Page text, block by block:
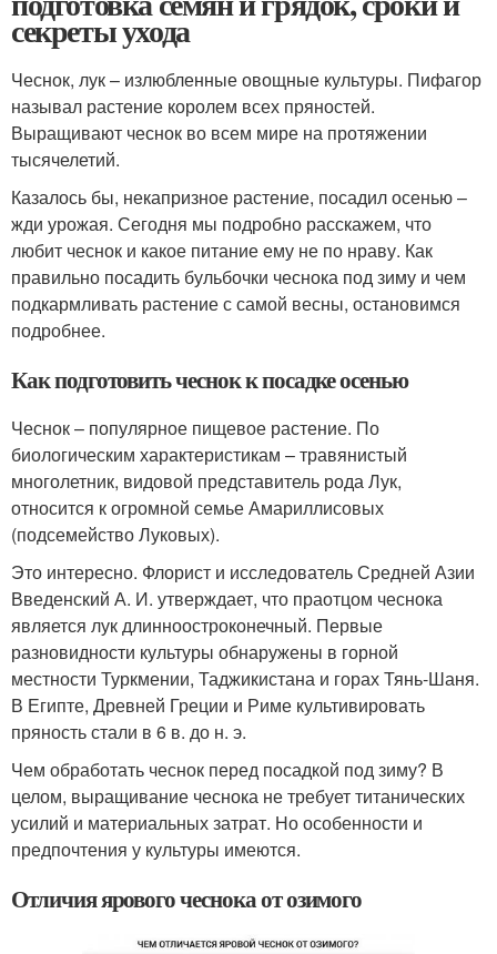
секреты ухода
Чеснок, лук – излюбленные овощные культуры. Пифагор
называл растение королем всех пряностей.
Выращивают чеснок во всем мире на протяжении
тысячелетий.
Казалось бы, некапризное растение, посадил осенью –
жди урожая. Сегодня мы подробно расскажем, что
любит чеснок и какое питание ему не по нраву. Как
правильно посадить бульбочки чеснока под зиму и чем
подкармливать растение с самой весны, остановимся
подробнее.
Как подготовить чеснок к посадке осенью
Чеснок – популярное пищевое растение. По
биологическим характеристикам – травянистый
многолетник, видовой представитель рода Лук,
относится к огромной семье Амариллисовых
(подсемейство Луковых).
Это интересно. Флорист и исследователь Средней Азии
Введенский А. И. утверждает, что праотцом чеснока
является лук длинноостроконечный. Первые
разновидности культуры обнаружены в горной
местности Туркмении, Таджикистана и горах Тянь-Шаня.
В Египте, Древней Греции и Риме культивировать
пряность стали в 6 в. до н. э.
Чем обработать чеснок перед посадкой под зиму? В
целом, выращивание чеснока не требует титанических
усилий и материальных затрат. Но особенности и
предпочтения у культуры имеются.
Отличия ярового чеснока от озимого